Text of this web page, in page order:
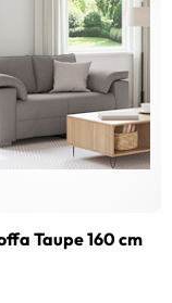
Taupe 160 cm